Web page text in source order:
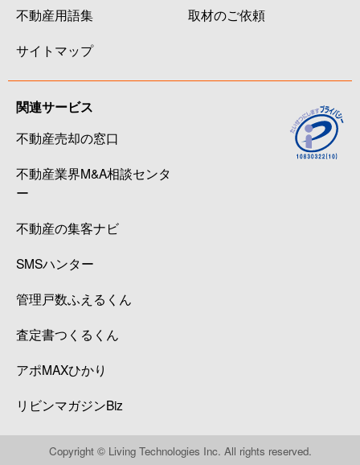
不動産用語集
サイトマップ
取材のご依頼
関連サービス
不動産売却の窓口
不動産業界M&A相談センタ
ー
不動産の集客ナビ
SMSハンター
管理戸数ふえるくん
査定書つくるくん
アポMAXひかり
リビンマガジンBiz
Copyright © Living Technologies Inc. All rights reserved.